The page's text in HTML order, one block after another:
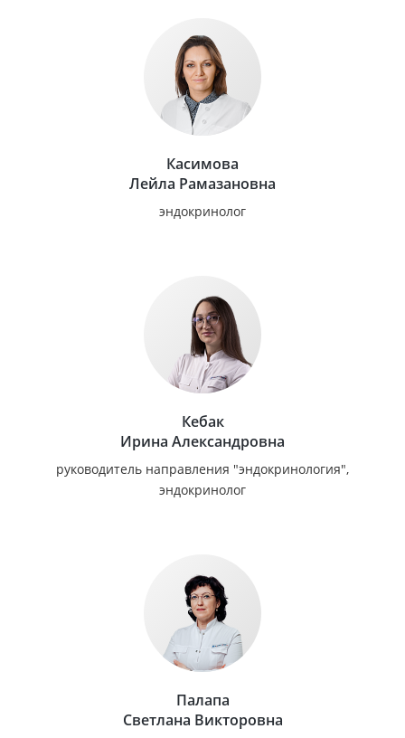
Касимова
Лейла Рамазановна
эндокринолог
Кебак
Ирина Александровна
руководитель направления "эндокринология",
эндокринолог
Палапа
Светлана Викторовна